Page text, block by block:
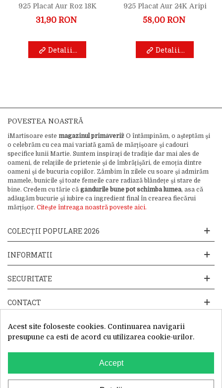
925 Placat Aur Roz 18K
Infinit
31,90 RON
Detalii...
925 Placat Aur 24K Aripi
Infinit
58,00 RON
Detalii...
POVESTEA NOASTRĂ
iMartisoare este magazinul primăverii! O întâmpinăm, o așteptăm și
o celebrăm cu cea mai variată gamă de mărțișoare și cadouri
specifice lunii Martie. Suntem inspirați de tradiție dar mai ales de
oameni, de relațiile de prietenie și de îmbrățișări, de emoția dintre
oameni și de bucuria copiilor. Zâmbim în zilele cu soare și admirăm
mamele, bunicile și toate femeile care radiază blândețe și stare de
bine. Credem cu tărie că gândurile bune pot schimba lumea, asa că
adăugăm bucurie și iubire ca ingredient final în crearea fiecărui
mărțișor. Citește întreaga noastră poveste aici.
COLECȚII POPULARE 2026
INFORMATII
SECURITATE
CONTACT
Website operat de: Primavara in dar SRL, Cod Fiscal: 52428019, Reg.
Com: J2025066115002, Sediu Social:Sos. Unirii 201-203C, Caciulati,
Acest site foloseste cookies. Continuarea navigarii
presupune ca esti de acord cu utilizarea cookie-urilor.
Accept